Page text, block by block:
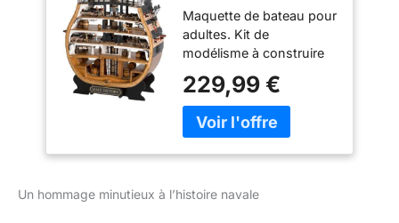
Section Navire de
Ligne Anglais, HMS
Victory Trafalgar
1805 - Modèle
20500, Échelle 1:72
- Modèles à Monter
- Niveau Débutant
Maquette de bateau pour
adultes. Kit de
modélisme à construire
tous les autres niveaux.
Le modèle est composé
de pièces de planches
fonte. Les canons sont
229,99 €
Un hommage minutieux à l’histoire navale